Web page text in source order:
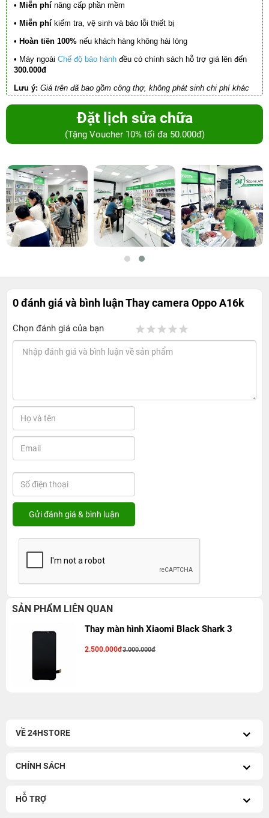
• Miễn phí nâng cấp phần mềm
• Miễn phí kiểm tra, vệ sinh và báo lỗi thiết bị
• Hoàn tiền 100% nếu khách hàng không hài lòng
• Máy ngoài Chế độ bảo hành đều có chính sách hỗ trợ giá lên đến
300.000đ
Lưu ý: Giá trên đã bao gồm công thợ, không phát sinh chi phí khác
Đặt lịch sửa chữa
(Tặng Voucher 10% tối đa 50.000đ)
0 đánh giá và bình luậnThay camera Oppo A16k
Chọn đánh giá của bạn
SẢN PHẨM LIÊN QUAN
Thay màn hình Xiaomi Black Shark 3
2.500.000đ3.000.000đ
VỀ 24HSTORE
CHÍNH SÁCH
HỖ TRỢ